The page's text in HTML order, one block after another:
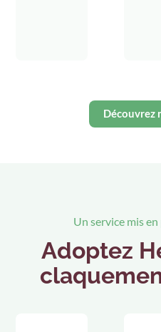
Découvrez
Un service mis
Adoptez